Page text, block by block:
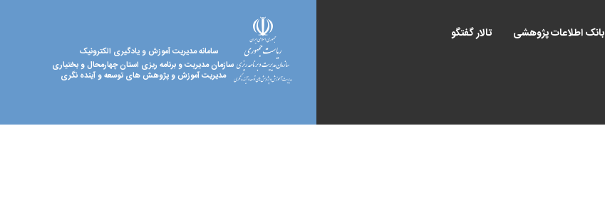
سامانه مدیریت آموزش و یادگیری الکترونیک
سازمان مدیریت و برنامه ریزی استان چهارمحال و بختیاری
مدیریت آموزش و پژوهش های توسعه و آینده نگری
بانک اطلاعات پژوهشی تالار گفتگو